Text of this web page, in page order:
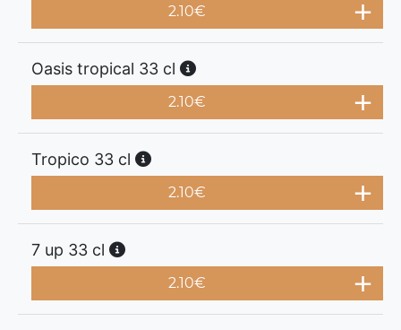
2.10€
Oasis tropical 33 cl
2.10€
Tropico 33 cl
2.10€
7 up 33 cl
2.10€